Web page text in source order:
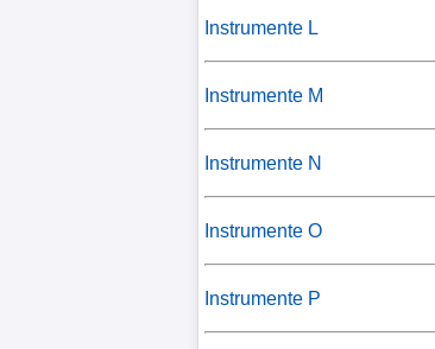
Instrumente L
Instrumente M
Instrumente N
Instrumente O
Instrumente P